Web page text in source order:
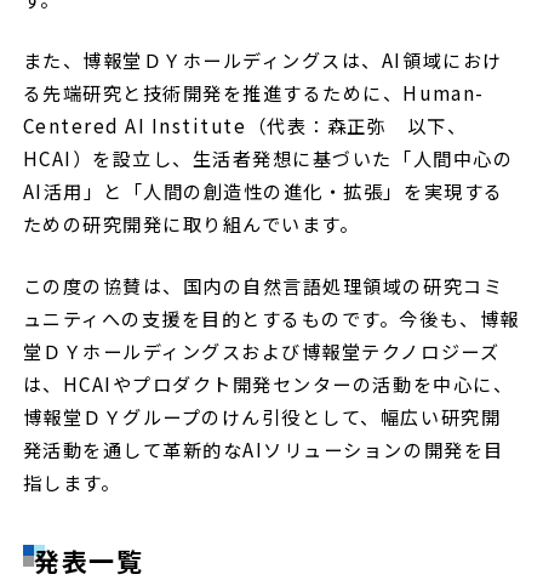
また、博報堂ＤＹホールディングスは、AI領域におけ
る先端研究と技術開発を推進するために、Human-
Centered AI Institute（代表：森正弥 以下、
HCAI）を設立し、生活者発想に基づいた「人間中心の
AI活用」と「人間の創造性の進化・拡張」を実現する
ための研究開発に取り組んでいます。
この度の協賛は、国内の自然言語処理領域の研究コミ
ュニティへの支援を目的とするものです。今後も、博報
堂ＤＹホールディングスおよび博報堂テクノロジーズ
は、HCAIやプロダクト開発センターの活動を中心に、
博報堂ＤＹグループのけん引役として、幅広い研究開
発活動を通して革新的なAIソリューションの開発を目
指します。
発表一覧